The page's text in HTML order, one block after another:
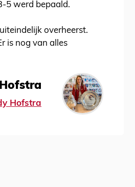
5 werd bepaald.
overheerst.
is nog van alles
Hofstra